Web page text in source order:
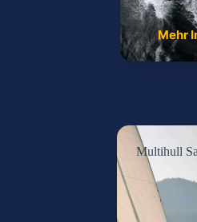
Mehr
Multihull